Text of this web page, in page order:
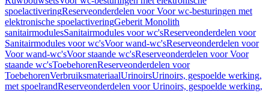
spoelactiveringReserveonderdelen voor Voor wc-besturingen met
elektronische spoelactiveringGeberit Monolith
sanitairmodulesSanitairmodules voor wc'sReserveonderdelen voor
Sanitairmodules voor wc'sVoor wand-wc'sReserveonderdelen voor
Voor wand-wc'sVoor staande wc'sReserveonderdelen voor Voor
staande wc'sToebehorenReserveonderdelen voor
ToebehorenVerbruiksmateriaalUrinoirsUrinoirs, gespoelde werking,
met spoelrandReserveonderdelen voor Urinoirs, gespoelde werking,